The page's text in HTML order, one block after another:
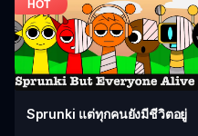
Sprunki แต่ทุกคนยังมีชีวิตอยู่